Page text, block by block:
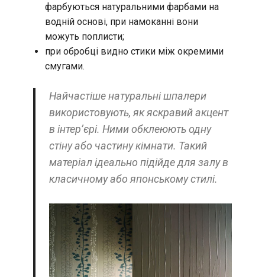
фарбуються натуральними фарбами на
водній основі, при намоканні вони
можуть поплисти;
при обробці видно стики між окремими
смугами.
Найчастіше натуральні шпалери
використовують, як яскравий акцент
в інтер’єрі. Ними обклеюють одну
стіну або частину кімнати. Такий
матеріал ідеально підійде для залу в
класичному або японському стилі.